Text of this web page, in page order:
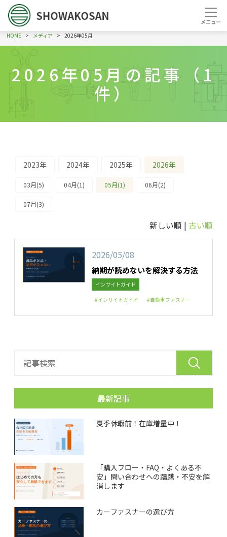
HOME メディア 2026年05月
2026年05月の記事（1
件）
2023年 2024年 2025年 2026年
03月(5) 04月(1) 05月(1) 06月(2)
07月(3)
新しい順 | 古い順
2026/05/08
納期が読めないを解決する方法
インサイトガイド
#インサイトガイド
#自動車ファスナー
最新記事
夏季休暇前！在庫増量中！
「購入フロー・FAQ・よくある不
安」問い合わせへの躊躇・不安を解
消します
カーファスナーの選び方